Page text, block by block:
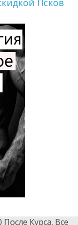
Псков
Курса. Все